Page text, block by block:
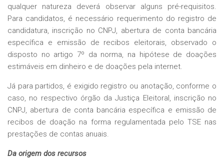
qualquer natureza deverá observar alguns pré-requisitos.
Para candidatos, é necessário requerimento do registro de
candidatura, inscrição no CNPJ, abertura de conta bancária
específica e emissão de recibos eleitorais, observado o
disposto no artigo 7º da norma, na hipótese de doações
estimáveis em dinheiro e de doações pela internet.
Já para partidos, é exigido registro ou anotação, conforme o
caso, no respectivo órgão da Justiça Eleitoral, inscrição no
CNPJ, abertura de conta bancária específica e emissão de
recibos de doação na forma regulamentada pelo TSE nas
prestações de contas anuais.
Da origem dos recursos